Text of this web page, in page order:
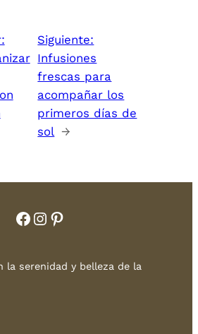
Siguiente:
Infusiones
frescas para
acompañar los
primeros días de
sol →
Facebook
Instagram
Pinterest
la serenidad y belleza de la